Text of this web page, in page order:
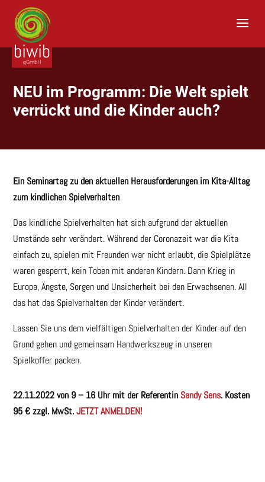
t
NEU im Programm: Die Welt spielt
verrückt und die Kinder auch?
Ein Seminartag zu den aktuellen Herausforderungen im Kita-Alltag
zum kindlichen Spielverhalten
Das kindliche Spielverhalten hat sich aufgrund der aktuellen
Umstände sehr verändert. Während der Coronazeit war die Kita
einfach zu, spielen mit Freunden war nicht erlaubt, die Spielplätze
waren gesperrt, kein Toben mit anderen Kindern. Dann Krieg in
Europa, Ängste, Sorgen und Unsicherheit bei den Erwachsenen. All
das hat das Spielverhalten der Kinder verändert.
Lassen Sie uns dem vielfältigen Spielverhalten der Kinder auf den
Grund gehen und gemeinsam Handwerkszeug in unseren
Spielkoffer packen.
22.11.2022 von 9 – 16 Uhr mit der Referentin Sandy Sens. Kosten
95 € zzgl. MwSt.JETZT ANMELDEN!